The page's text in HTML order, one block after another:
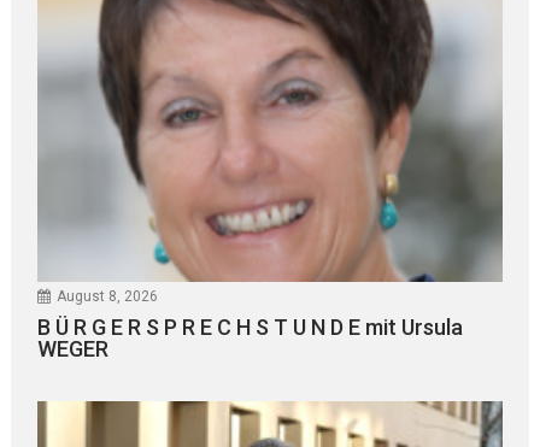
August 8, 2026
B Ü R G E R S P R E C H S T U N D E mit Ursula
WEGER